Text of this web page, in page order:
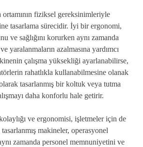
ortamının fiziksel gereksinimleriyle
tasarlama sürecidir. İyi bir ergonomi,
ve sağlığını korurken aynı zamanda
yaralanmaların azalmasına yardımcı
çalışma yüksekliği ayarlanabilirse,
rahatlıkla kullanabilmesine olanak
tasarlanmış bir koltuk veya tutma
daha konforlu hale getirir.
ve ergonomisi, işletmeler için de
makineler, operasyonel
zamanda personel memnuniyetini ve